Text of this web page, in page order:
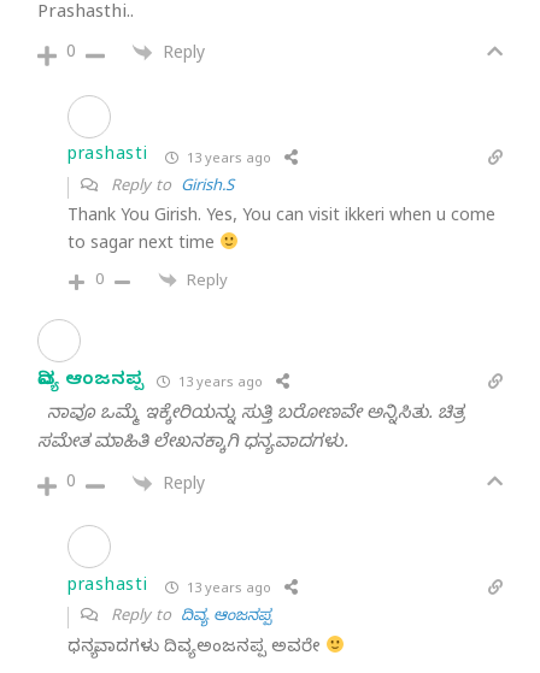
Prashasthi..
0 Reply
prashasti 13 years ago
Reply to Girish.S
Thank You Girish. Yes, You can visit ikkeri when u come
to sagar next time
0 Reply
ದಿವ್ಯ ಆಂಜನಪ್ಪ 13 years ago
ನಾವೂ ಒಮ್ಮೆ ಇಕ್ಕೇರಿಯನ್ನು ಸುತ್ತಿ ಬರೋಣವೇ ಅನ್ನಿಸಿತು. ಚಿತ್ರ
ಸಮೇತ ಮಾಹಿತಿ ಲೇಖನಕ್ಕಾಗಿ ಧನ್ಯವಾದಗಳು.
0 Reply
prashasti 13 years ago
Reply to ದಿವ್ಯ ಆಂಜನಪ್ಪ
ಧನ್ಯವಾದಗಳು ದಿವ್ಯ ಅಂಜನಪ್ಪ ಅವರೇ